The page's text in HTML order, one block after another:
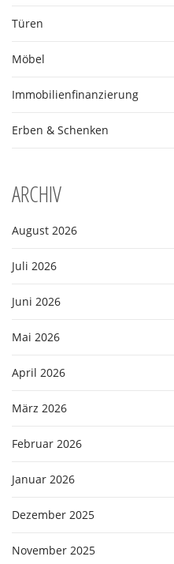
Türen
Möbel
Immobilienfinanzierung
Erben & Schenken
ARCHIV
August 2026
Juli 2026
Juni 2026
Mai 2026
April 2026
März 2026
Februar 2026
Januar 2026
Dezember 2025
November 2025